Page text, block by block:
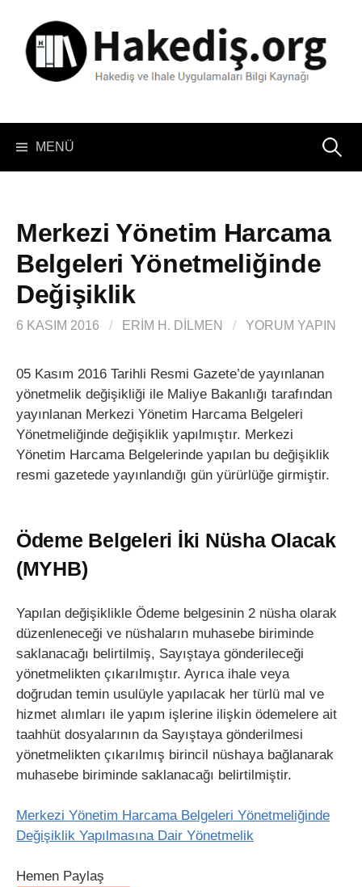
MENÜ Arama:
Merkezi Yönetim Harcama
Belgeleri Yönetmeliğinde
Değişiklik
6 KASIM 2016 / ERIM H. DİLMEN / YORUM YAPIN
05 Kasım 2016 Tarihli Resmi Gazete’de yayınlanan
yönetmelik değişikliği ile Maliye Bakanlığı tarafından
yayınlanan Merkezi Yönetim Harcama Belgeleri
Yönetmeliğinde değişiklik yapılmıştır. Merkezi
Yönetim Harcama Belgelerinde yapılan bu değişiklik
resmi gazetede yayınlandığı gün yürürlüğe girmiştir.
Ödeme Belgeleri İki Nüsha Olacak
(MYHB)
Yapılan değişiklikle Ödeme belgesinin 2 nüsha olarak
düzenleneceği ve nüshaların muhasebe biriminde
saklanacağı belirtilmiş, Sayıştaya gönderileceği
yönetmelikten çıkarılmıştır. Ayrıca ihale veya
doğrudan temin usulüyle yapılacak her türlü mal ve
hizmet alımları ile yapım işlerine ilişkin ödemelere ait
taahhüt dosyalarının da Sayıştaya gönderilmesi
yönetmelikten çıkarılmış birincil nüshaya bağlanarak
muhasebe biriminde saklanacağı belirtilmiştir.
Merkezi Yönetim Harcama Belgeleri Yönetmeliğinde
Değişiklik Yapılmasına Dair Yönetmelik
Hemen Paylaş